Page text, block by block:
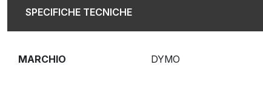
SPECIFICHE TECNICHE
MARCHIO DYMO